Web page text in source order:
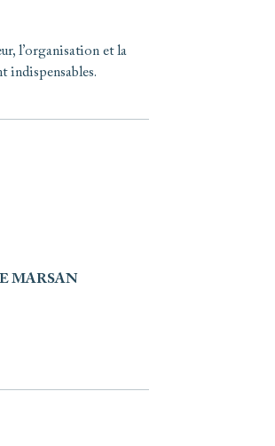
l’organisation et la
indispensables.
MARSAN